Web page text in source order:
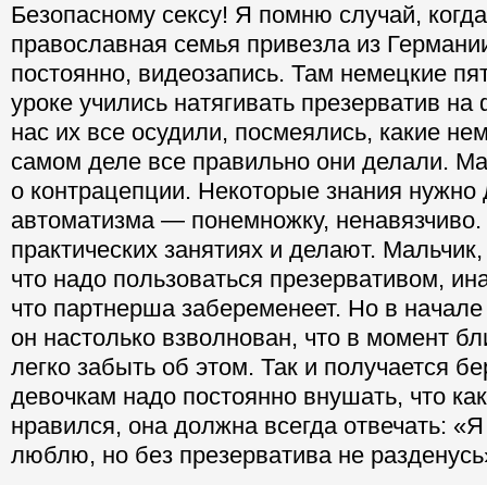
Безопасному сексу! Я помню случай,
православная семья привезла из
постоянно, видеозапись. Там немецкие
уроке учились натягивать презерватив
нас их все осудили, посмеялись, какие
самом деле все правильно они делали.
о контрацепции. Некоторые знания нужно
автоматизма — понемножку,
практических занятиях и делают.
что надо пользоваться презервативом,
что партнерша забеременеет. Но в
он настолько взволнован, что в момент
легко забыть об этом. Так и получается
девочкам надо постоянно внушать, что
нравился, она должна всегда отвечать:
люблю, но без презерватива не